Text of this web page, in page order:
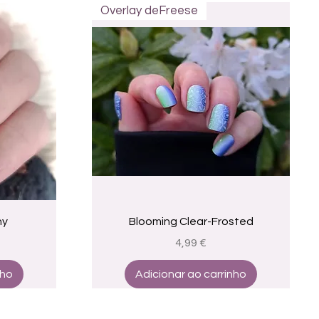
Visualização rápida
Overlay deFreese
Blooming Clear-Frosted
Preço
4,99 €
Adicionar ao carrinho